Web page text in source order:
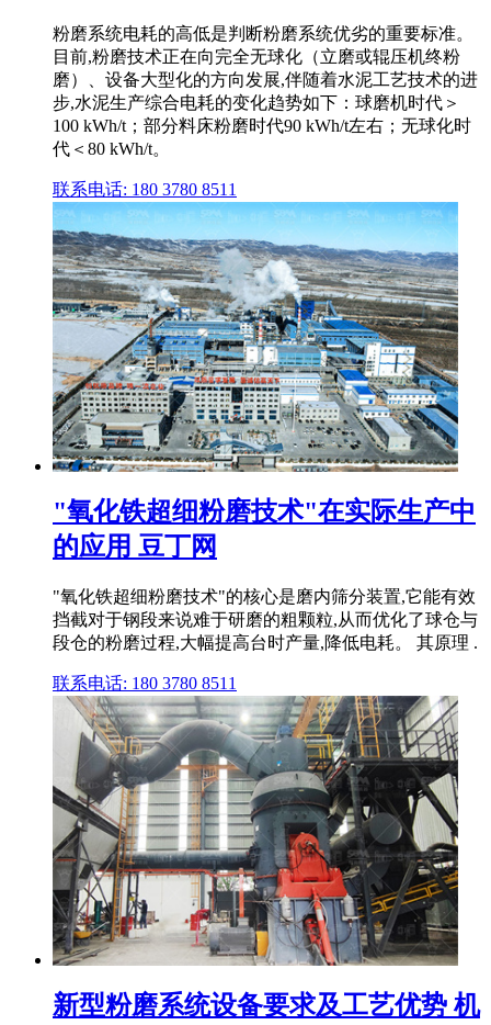
粉磨系统电耗的高低是判断粉磨系统优劣的重要标准。
目前,粉磨技术正在向完全无球化（立磨或辊压机终粉
磨）、设备大型化的方向发展,伴随着水泥工艺技术的进
步,水泥生产综合电耗的变化趋势如下：球磨机时代＞
100 kWh/t；部分料床粉磨时代90 kWh/t左右；无球化时
代＜80 kWh/t。
联系电话: 180 3780 8511
"氧化铁超细粉磨技术"在实际生产中
的应用 豆丁网
"氧化铁超细粉磨技术"的核心是磨内筛分装置,它能有效
挡截对于钢段来说难于研磨的粗颗粒,从而优化了球仓与
段仓的粉磨过程,大幅提高台时产量,降低电耗。 其原理 .
联系电话: 180 3780 8511
新型粉磨系统设备要求及工艺优势 机